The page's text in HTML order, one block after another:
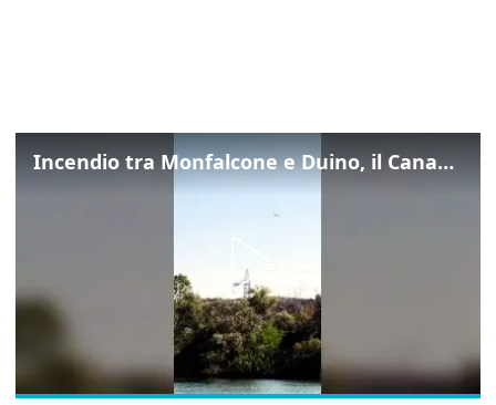
Incendio tra Monfalcone e Duino, il Canadair in azione per fermare le fiamme sul fronte dell’A4